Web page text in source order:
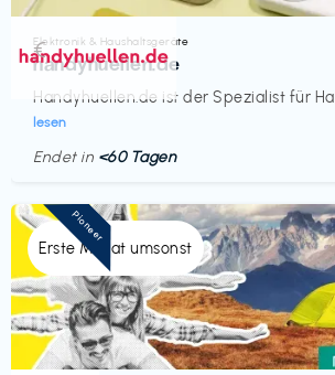
Elektronik & Haushaltsgeräte
handyhuellen.de
Handyhuellen.de ist der Spezialist für
lesen
€‎
Endet in <60 Tagen
Erste Monat umsonst
Pioneer